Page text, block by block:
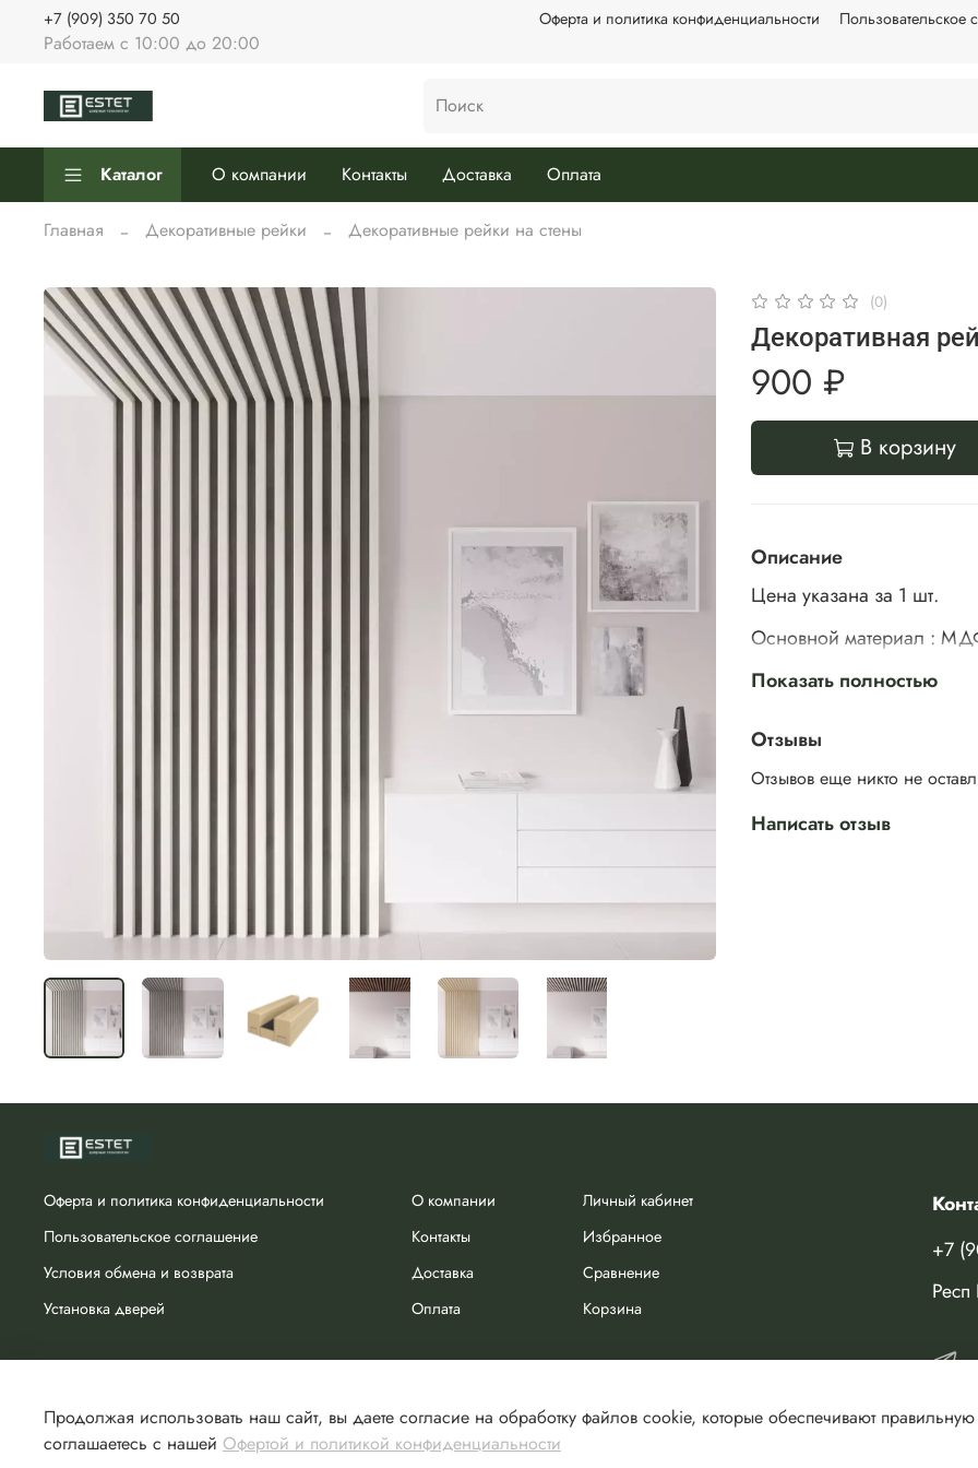
Оферта и политика конфиденциальности Пользовательское
Работаем с 10:00 до 20:00
+7 (909) 350 70 50
Каталог О компании Контакты Доставка Оплата
Главная Декоративные рейки Декоративные рейки на стены
(0)
Декоративная
900 ₽
В корзину
Описание
Цена указана за 1 шт.
Основной материал :
Материал поверхности :
Ширина
Длина
2750 мм
Показать полностью
Отзывы
Отзывов еще никто не
Написать отзыв
Оферта и политика конфиденциальности
Пользовательское соглашение
Условия обмена и возврата
Установка дверей
О компании
Контакты
Доставка
Оплата
Личный кабинет
Избранное
Сравнение
Корзина
+7
Сделано в Хезар
Продолжая использовать наш сайт, вы даете согласие на обработку файлов cookie, которые обеспечивают правильную
соглашаетесь с нашей Офертой и политикой конфиденциальности